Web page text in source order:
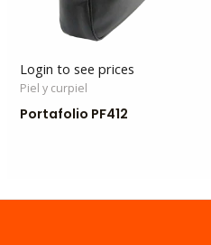
Login to see prices
Piel y curpiel
Portafolio PF412